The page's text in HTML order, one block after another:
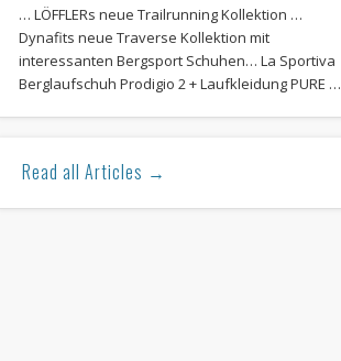
… LÖFFLERs neue Trailrunning Kollektion …
Dynafits neue Traverse Kollektion mit
interessanten Bergsport Schuhen… La Sportiva
Berglaufschuh Prodigio 2 + Laufkleidung PURE …
Read all Articles →